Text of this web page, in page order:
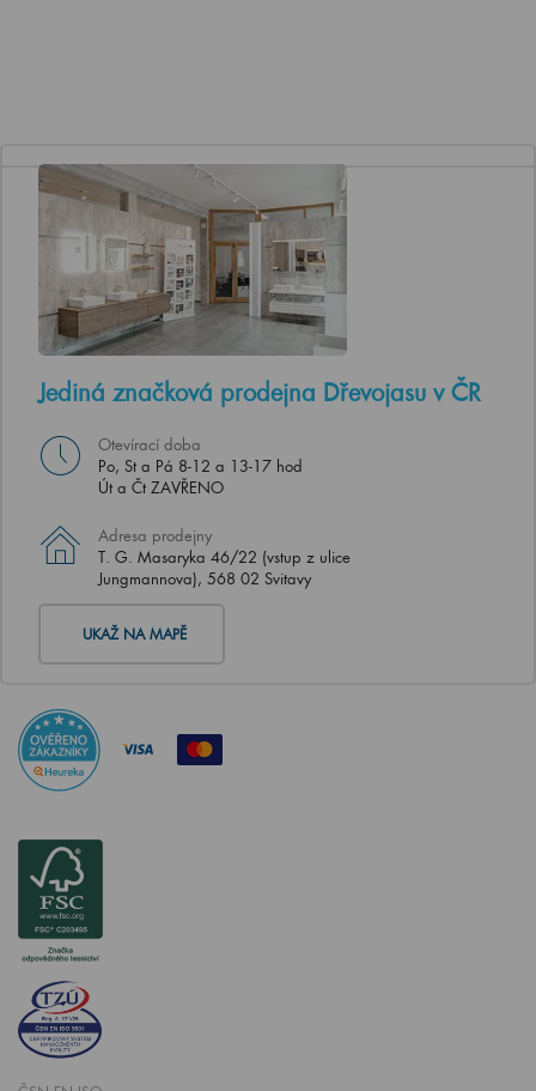
Jediná značková prodejna Dřevojasu v ČR
Otevírací doba
Po, St a Pá 8-12 a 13-17 hod
Út a Čt ZAVŘENO
Adresa prodejny
T. G. Masaryka 46/22 (vstup z ulice
Jungmannova), 568 02 Svitavy
UKAŽ NA MAPĚ